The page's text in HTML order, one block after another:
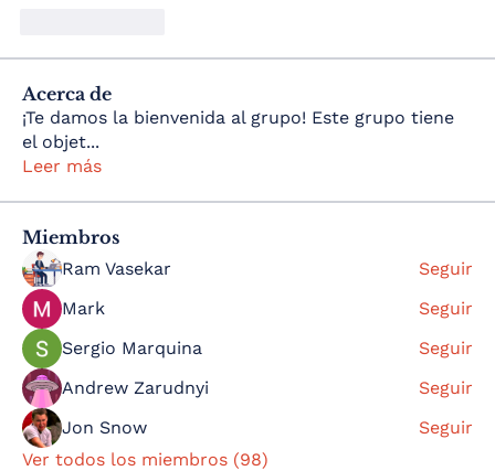
Acerca de
¡Te damos la bienvenida al grupo! Este grupo tiene
el objet...
Leer más
Miembros
Ram Vasekar
Seguir
Mark
Seguir
Sergio Marquina
Seguir
Andrew Zarudnyi
Seguir
Jon Snow
Seguir
Ver todos los miembros (98)